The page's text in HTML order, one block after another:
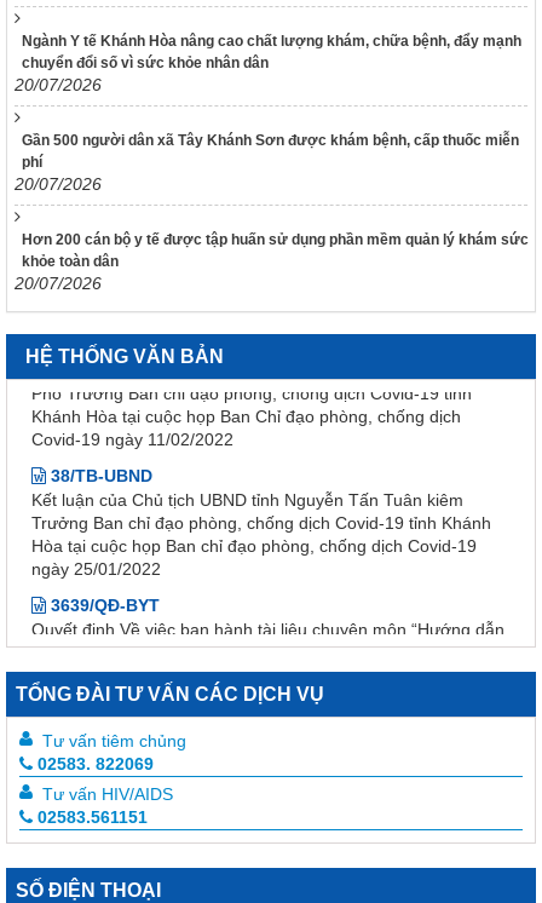
Ngành Y tế Khánh Hòa nâng cao chất lượng khám, chữa bệnh, đẩy mạnh
chuyển đổi số vì sức khỏe nhân dân
20/07/2026
Gần 500 người dân xã Tây Khánh Sơn được khám bệnh, cấp thuốc miễn
phí
20/07/2026
Hơn 200 cán bộ y tế được tập huấn sử dụng phần mềm quản lý khám sức
khỏe toàn dân
20/07/2026
HỆ THỐNG VĂN BẢN
V/v định hướng công tác tuyên truyền, đấu tranh phản bác về
nhân quyền tháng 01/2026
1265/HD-BCĐ
HƯỚNG DẪN QUẢN LÝ NGƯỜI MẮC COVID-19 TẠI NHÀ
Kết luận của UBND tỉnh Nguyễn Tấn Tuân kiêm Trưởng Ban
họp Ban Chỉ đạo phòng, chống dịch Covid-19 ngày
25/01/2022
Phó Trưởng Ban chỉ đạo phòng, chống dịch Covid-19 tỉnh
Khánh Hòa tại cuộc họp Ban Chỉ đạo phòng, chống dịch
Covid-19 ngày 11/02/2022
38/TB-UBND
Kết luận của Chủ tịch UBND tỉnh Nguyễn Tấn Tuân kiêm
Trưởng Ban chỉ đạo phòng, chống dịch Covid-19 tỉnh Khánh
Hòa tại cuộc họp Ban chỉ đạo phòng, chống dịch Covid-19
ngày 25/01/2022
3639/QĐ-BYT
Quyết định Về việc ban hành tài liệu chuyên môn “Hướng dẫn
quy trình kỹ thuật về Huyết học” – Tập 1
3633/QĐ-BYT
quy trình kỹ thuật về tạo máu và lympho - Tập 2.1”
3632/QĐ-BYT
Quyết định Về việc ban hành tài liệu chuyên môn “Hướng dẫn
quy trình kỹ thuật về tạo máu và lympho - Tập 1.1”
3634/QĐ-BYT
Quyết định Về việc ban hành tài liệu chuyên môn “Hướng dẫn
3247 /QĐ-BYT
TỔNG ĐÀI TƯ VẤN CÁC DỊCH VỤ
Tư vấn tiêm chủng
02583. 822069
Tư vấn HIV/AIDS
02583.561151
SỐ ĐIỆN THOẠI